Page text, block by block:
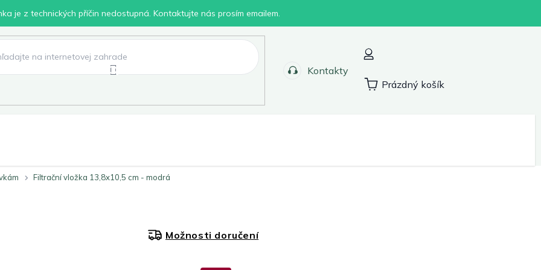
je z technických příčin nedostupná. Kontaktujte nás prosím emailem.
Kontakty
Nákupní
Prázdný košík
Filtrační vložka 13,8x10,5 cm - modrá
Možnosti doručení